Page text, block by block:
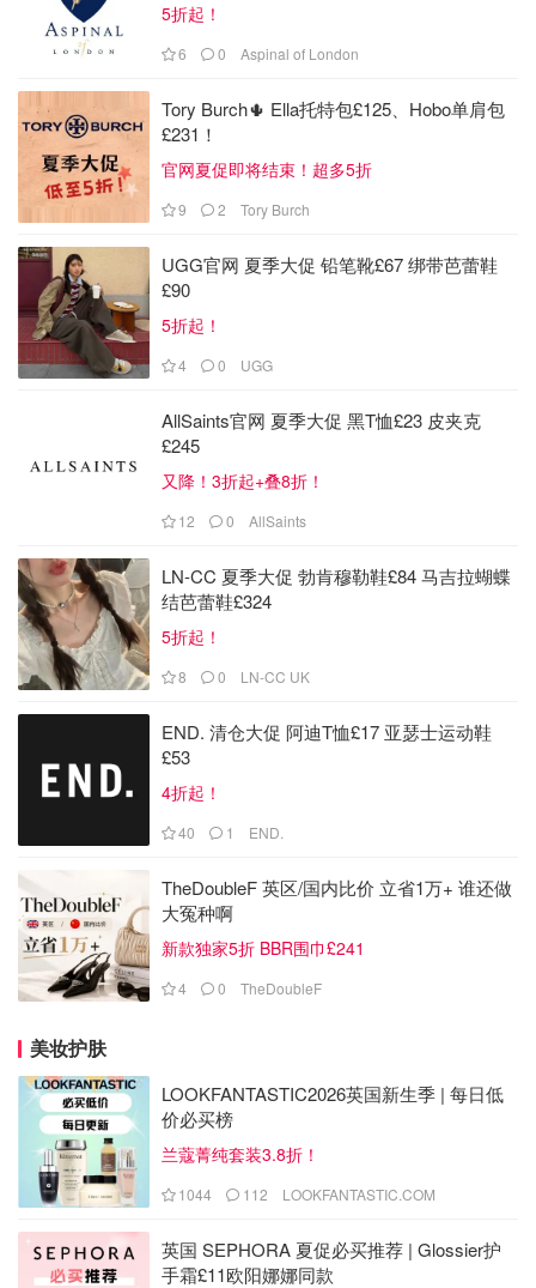
5折起！
6 0 Aspinal of London
Tory Burch🌵 Ella托特包£125、Hobo单肩包
£231！
官网夏促即将结束！超多5折
9 2 Tory Burch
UGG官网 夏季大促 铅笔靴£67 绑带芭蕾鞋
£90
5折起！
4 0 UGG
AllSaints官网 夏季大促 黑T恤£23 皮夹克
£245
又降！3折起+叠8折！
12 0 AllSaints
LN-CC 夏季大促 勃肯穆勒鞋£84 马吉拉蝴蝶
结芭蕾鞋£324
5折起！
8 0 LN-CC UK
END. 清仓大促 阿迪T恤£17 亚瑟士运动鞋
£53
4折起！
40 1 END.
TheDoubleF 英区/国内比价 立省1万+ 谁还做
大冤种啊
新款独家5折 BBR围巾£241
4 0 TheDoubleF
美妆护肤
LOOKFANTASTIC2026英国新生季 | 每日低
价必买榜
兰蔻菁纯套装3.8折！
1044 112 LOOKFANTASTIC.COM
英国 SEPHORA 夏促必买推荐 | Glossier护
手霜£11欧阳娜娜同款